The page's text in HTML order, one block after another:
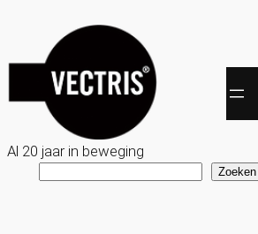
de
Al 20 jaar in beweging
Zoeken